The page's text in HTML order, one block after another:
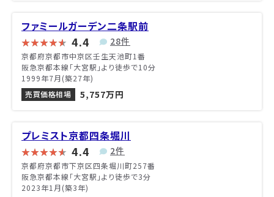
ファミールガーデン二条駅前
4.4 28件
京都府京都市中京区壬生天池町1番
阪急京都本線「大宮駅」より徒歩で10分
1999年7月(築27年)
売買価格相場
5,757万円
プレミスト京都四条堀川
4.4 2件
京都府京都市下京区四条堀川町257番
阪急京都本線「大宮駅」より徒歩で3分
2023年1月(築3年)